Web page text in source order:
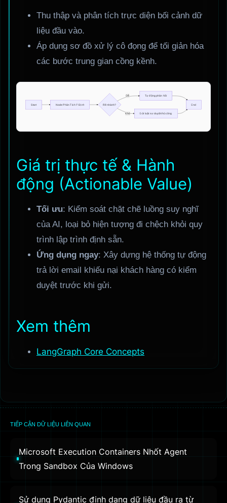
Thu thập và phân tích trực diện bối cảnh dữ
liệu đầu vào.
Áp dụng sơ đồ xử lý cô đọng để tối giản hóa
các bước trung gian cồng kềnh.
Giá trị thực tế & Hành
động (Actionable Value)
Tối ưu: Kiểm soát chặt chẽ luồng suy nghĩ
của AI, loại bỏ hiện tượng đi chệch khỏi quy
trình lập trình định sẵn.
Ứng dụng ngay: Xây dựng hệ thống tự động
trả lời email khiếu nại khách hàng có kiểm
duyệt trước khi gửi.
Xem thêm
LangGraph Core Concepts
TIẾP CẬN DỮ LIỆU LIÊN QUAN
Microsoft Execution Containers Nhốt Agent
Trong Sandbox Của Windows
Sử dụng Pydantic định dạng dữ liệu đầu ra từ